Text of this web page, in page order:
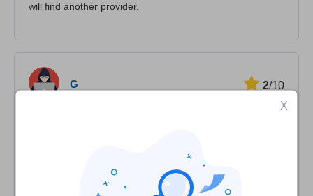
will find another provider.
G 2/10
service to watch BBC iPlayer and such. That is totally
gone now. Please give us back the old simple service. Or
X